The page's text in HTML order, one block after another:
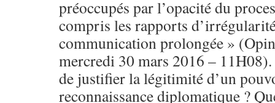
préoccupés par l’opacité du
compris les rapports
communication prolongée »
mercredi 30 mars 2016 –
de justifier la légitimité d’un
reconnaissance diplomatique ?